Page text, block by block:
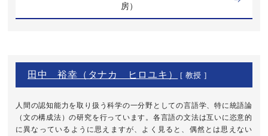
房）
田中 裕幸（タナカ ヒロユキ） [ 教授 ]
人間の認知能力を取り扱う科学の一分野としての言語学、特に統語論
（文の構成法）の研究を行っています。各言語の文法は互いに恣意的
に異なっているように思えますが、よく見ると、偶然とは思えない